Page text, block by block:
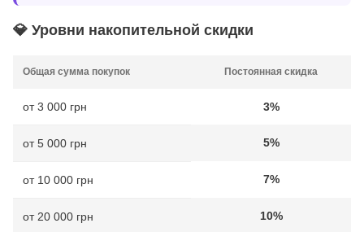
💎 Уровни накопительной скидки
Общая сумма покупок Постоянная скидка
от 3 000 грн 3%
от 5 000 грн 5%
от 10 000 грн 7%
от 20 000 грн 10%